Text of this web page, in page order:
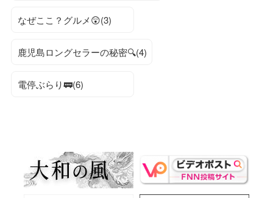
なぜここ？グルメ😲(3)
鹿児島ロングセラーの秘密🔍(4)
電停ぶらり🚃(6)